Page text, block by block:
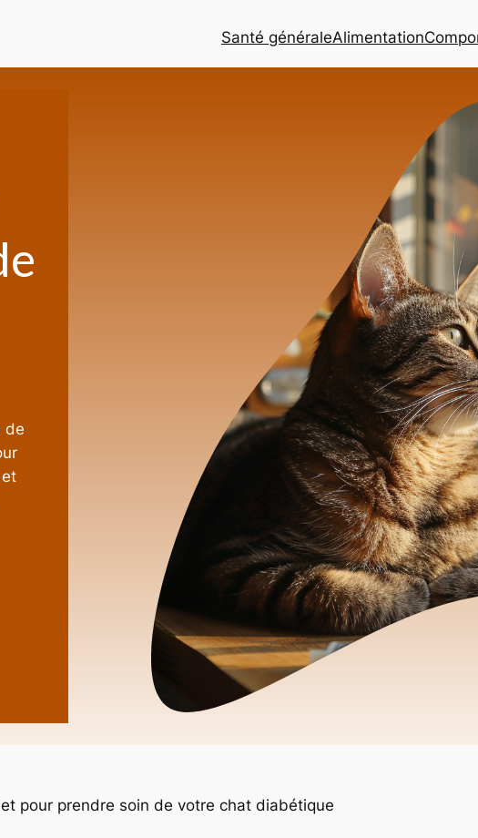
Santé généraleAlimentation
de
pour prendre soin de votre chat diabétique